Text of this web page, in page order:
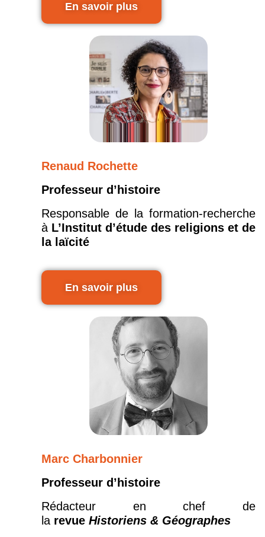
En savoir plus
Renaud Rochette
Professeur d’histoire
Responsable de la formation-recherche
à L’Institut d’étude des religions et de
la laïcité
En savoir plus
Marc Charbonnier
Professeur d’histoire
Rédacteur en chef de
la revue Historiens & Géographes